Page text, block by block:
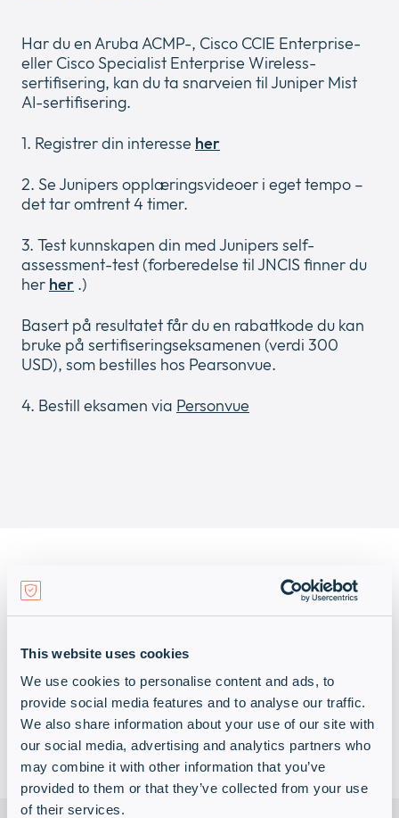
This website uses cookies
We use cookies to personalise content and ads, to
provide social media features and to analyse our traffic.
We also share information about your use of our site with
our social media, advertising and analytics partners who
may combine it with other information that you’ve
provided to them or that they’ve collected from your use
of their services.
menu
Har du en Aruba ACMP-, Cisco CCIE Enterprise-
eller Cisco Specialist Enterprise Wireless-
sertifisering, kan du ta snarveien til Juniper Mist
AI-sertifisering.
1. Registrer din interesse her
2. Se Junipers opplæringsvideoer i eget tempo –
det tar omtrent 4 timer.
3. Test kunnskapen din med Junipers self-
assessment-test (forberedelse til JNCIS finner du
her her .)
Basert på resultatet får du en rabattkode du kan
bruke på sertifiseringseksamenen (verdi 300
USD), som bestilles hos Pearsonvue.
4. Bestill eksamen via Personvue